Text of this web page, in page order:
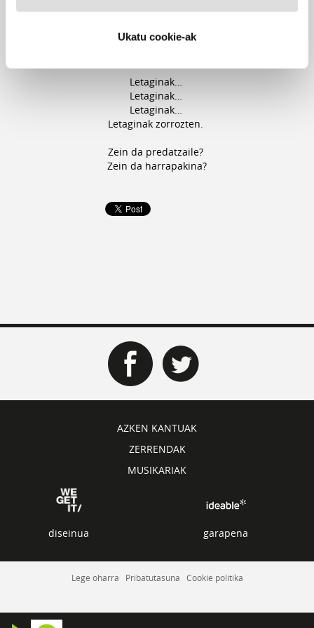
Ukatu cookie-ak
Zorrotz! Desagertzeko prest?
Zorrotz! Desagertzeko prest?
Letaginak…
Letaginak…
Letaginak…
Letaginak zorrozten.
Zein da predatzaile?
Zein da harrapakina?
AZKEN KANTUAK
ZERRENDAK
MUSIKARIAK
diseinua garapena
Lege oharra Pribatutasuna Cookie politika